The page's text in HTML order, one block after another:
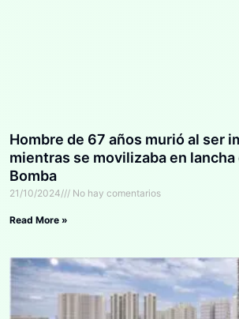
Hombre de 67 años murió al ser
mientras se movilizaba en lancha
Bomba
21/10/2024 No hay comentarios
Read More »